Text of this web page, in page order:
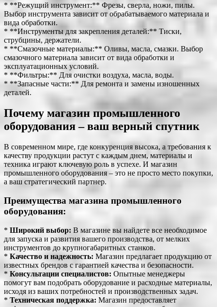
* **Режущий инструмент:** Фрезы, сверла, ножи, пилы.
Выбор инструмента зависит от обрабатываемого материала и
вида обработки.
* **Инструменты для закрепления деталей:** Тиски,
струбцины, держатели.
* **Смазочные материалы:** Оливы, масла, смазки. Выбор
смазочного материала зависит от вида обработки и
эксплуатационных условий.
* **Фильтры:** Для очистки воздуха, масла, воды.
* **Запасные части:** Для ремонта и замены изношенных
деталей.
Почему магазин промышленного
оборудования – ваш верный спутник
В современном мире, где конкуренция высока, а требования к
качеству продукции растут с каждым днем, материалы и
техника играют ключевую роль в успехе. И магазин
промышленного оборудования – это не просто место покупки,
а ваш стратегический партнер.
Преимущества магазина промышленного
оборудования:
* Широкий выбор: В магазине вы найдете все необходимое
для запуска и развития вашего производства, от мелких
инструментов до крупногабаритных станков.
* Качество и надежность: Магазин предлагает продукцию от
известных брендов с гарантией качества и безопасности.
* Консультации специалистов: Опытные менеджеры
помогут вам подобрать оборудование и расходные материалы,
исходя из ваших потребностей и производственных задач.
* Техническая поддержка: Магазин предоставляет